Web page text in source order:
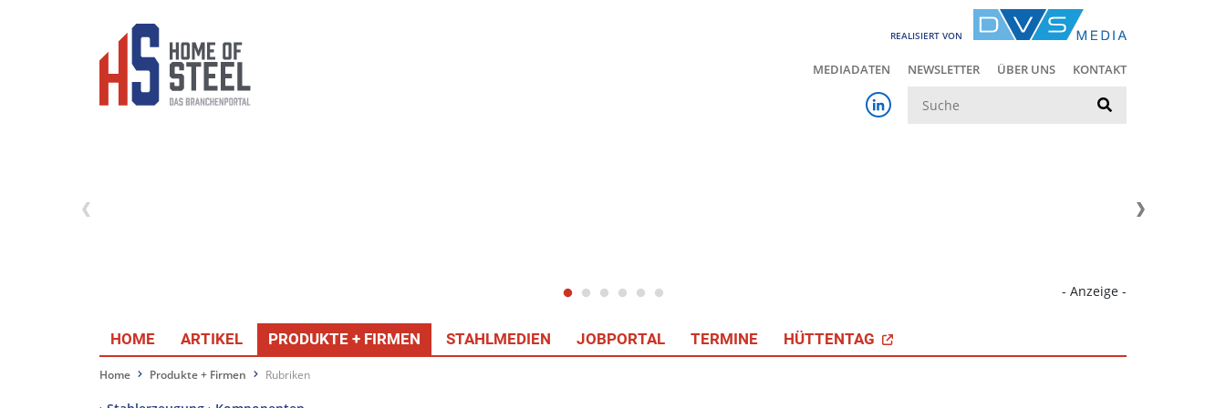
REALISIERT VON
MEDIADATEN NEWSLETTER ÜBER UNS KONTAKT
- Anzeige -
HOME ARTIKEL PRODUKTE + FIRMEN STAHLMEDIEN JOBPORTAL TERMINE HÜTTENTAG
Home Produkte + Firmen Rubriken